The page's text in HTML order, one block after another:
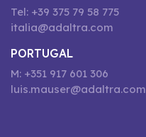
Tel: +39 375 79 58 775
italia@adaltra.com
PORTUGAL
M: +351 917 601 306
luis.mauser@adaltra.com